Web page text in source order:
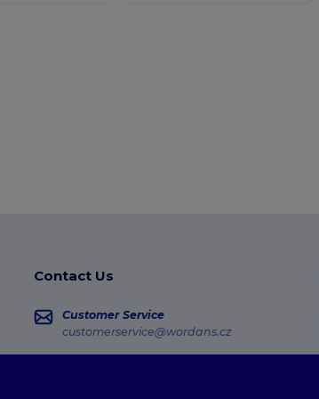
Contact Us
Customer Service
customerservice@wordans.cz